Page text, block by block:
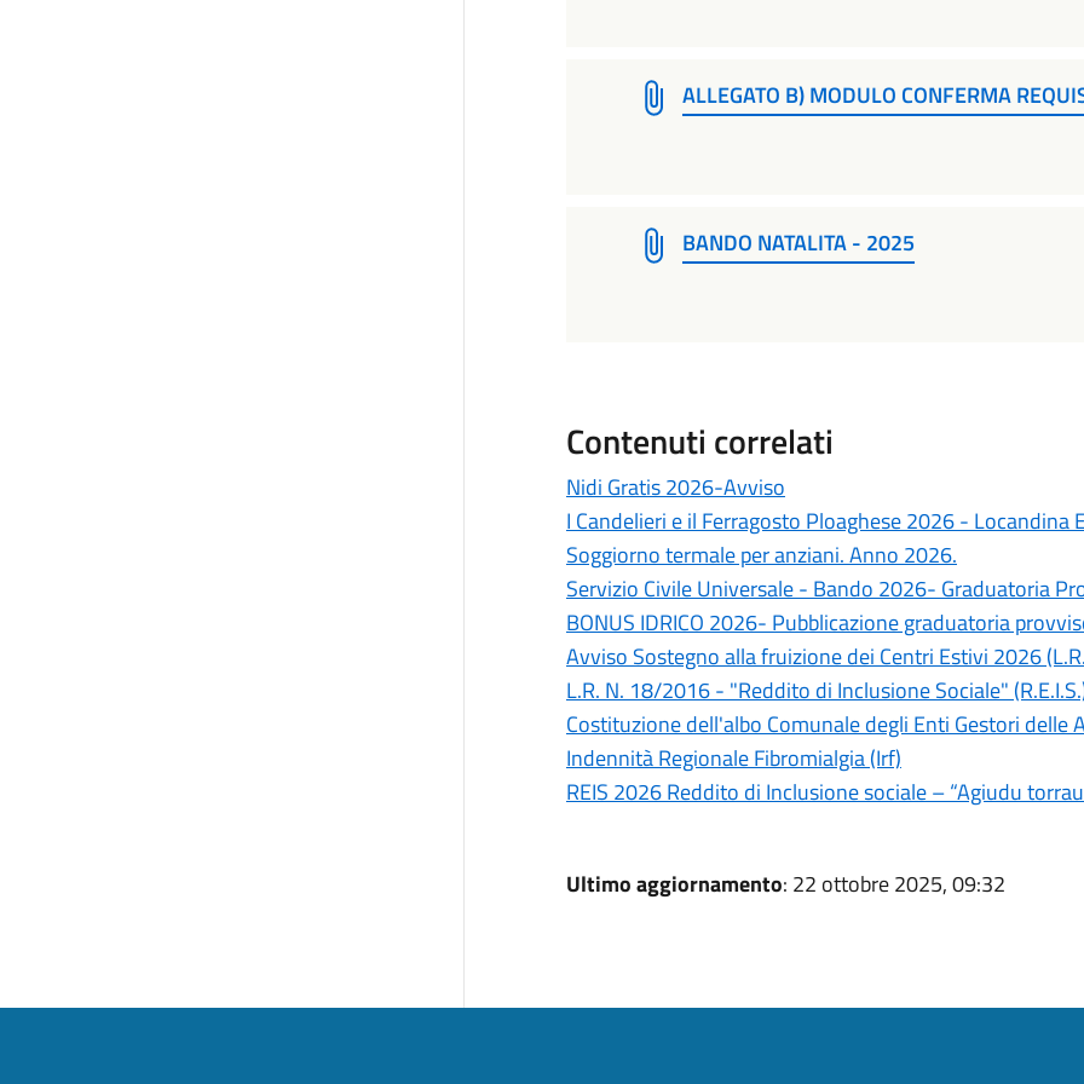
ALLEGATO B) MODULO CONFERMA
BANDO NATALITA - 2025
Contenuti correlati
Nidi Gratis 2026-Avviso
I Candelieri e il Ferragosto Ploaghese 2026 - Locandina
Soggiorno termale per anziani. Anno 2026.
Servizio Civile Universale - Bando 2026- Graduatoria
BONUS IDRICO 2026- Pubblicazione graduatoria
Avviso Sostegno alla fruizione dei Centri Estivi 2026
L.R. N. 18/2016 - "Reddito di Inclusione Sociale"
Costituzione dell'albo Comunale degli Enti Gestori delle
Indennità Regionale Fibromialgia (Irf)
REIS 2026 Reddito di Inclusione sociale – “Agiudu
Ultimo aggiornamento: 22 ottobre 2025, 09:32